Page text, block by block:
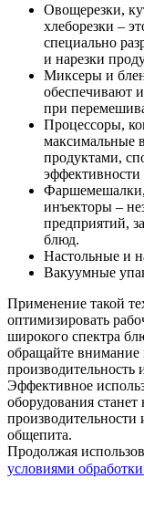
Овощерезки,
хлеборезки –
специально
и нарезки
Миксеры и
обеспечивают
при
Процессоры,
максимальные
продуктами,
эффективности
инъекторы –
предприятий,
блюд.
Настольные и
Вакуумные
Применение такой
оптимизировать
широкого спектра
обращайте внимание
производительность
Эффективное
оборудования
производительности
общепита.
Продолжая
условиями